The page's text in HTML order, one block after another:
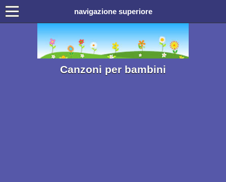
navigazione superiore
Canzoni per bambini